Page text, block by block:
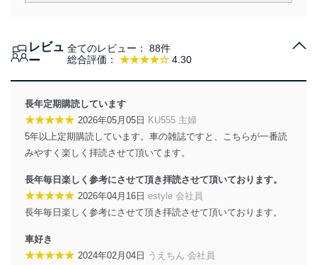
当社は、個人情報の取得・利用・提供に際して、その利
達成に必要な範囲内で適法かつ公正な手段によって取
得・利用・提供を行います。また、当社が保有している
個人情報は、同意を得ずに目的外利用、第三者への提
供・開示は行いません。当社においてはこれらの取り組
みを確実にするため、従業者等の教育を徹底してまいり
ます。また、目的外利用を行わないために、適切な管理
法令遵守
当社は、個人情報に関連する法令、国が定める指針及び
に、これらの法令及びその他の規範を常に適合させま
す。
レビュ
ー
総合評価： ★★★★☆ 4.30
全てのレビュー： 88件
長年定期購読しています
★★★★★ 2026年05月05日 KU555 主婦
5年以上定期購読しています。車の雑誌ですと、こちらが一番読
みやすく楽しく拝読させて頂いてます。
長年毎日楽しく参考にさせて頂き拝読させて頂いております。
★★★★★ 2026年04月16日 estyle 会社員
長年毎日楽しく参考にさせて頂き拝読させて頂いております。
車好き
★★★★★ 2024年02月04日 うえちん 会社員